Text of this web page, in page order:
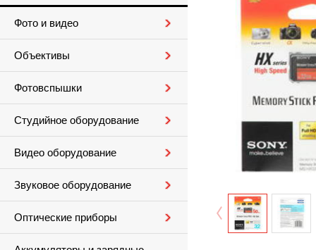
Фото и видео
Объективы
Фотовспышки
Студийное оборудование
Видео оборудование
Звуковое оборудование
Оптические приборы